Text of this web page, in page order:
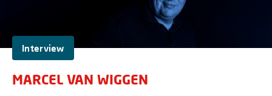
Interview
MARCEL VAN WIGGEN